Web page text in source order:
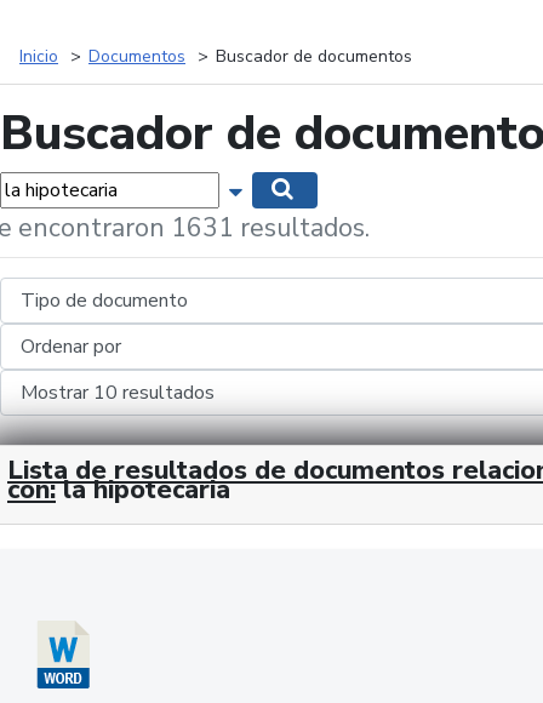
Inicio Documentos Buscador de documentos
Buscador de
Mostrar opciones de búsqueda
encontraron 1631 resultados.
Lista de resultados de documentos
con: la hipotecaria